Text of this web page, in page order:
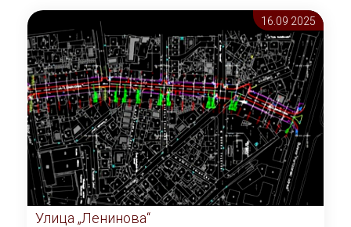
16.09 2025
Улица „Ленинова“